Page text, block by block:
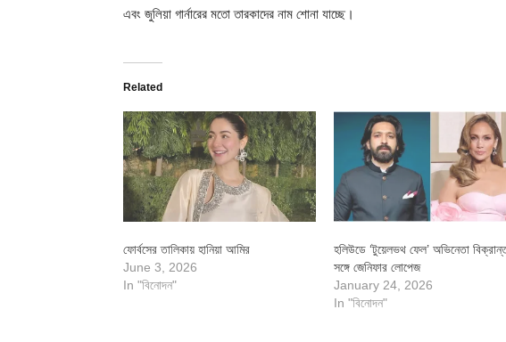
এবং জুলিয়া গার্নারের মতো তারকাদের নাম শোনা যাচ্ছে।
Related
ফোর্বসের তালিকায় হানিয়া আমির
June 3, 2026
In "বিনোদন"
হলিউডে ‘টুয়েলভথ ফেল’ অভিনেতা
সঙ্গে জেনিফার লোপেজ
January 24, 2026
In "বিনোদন"